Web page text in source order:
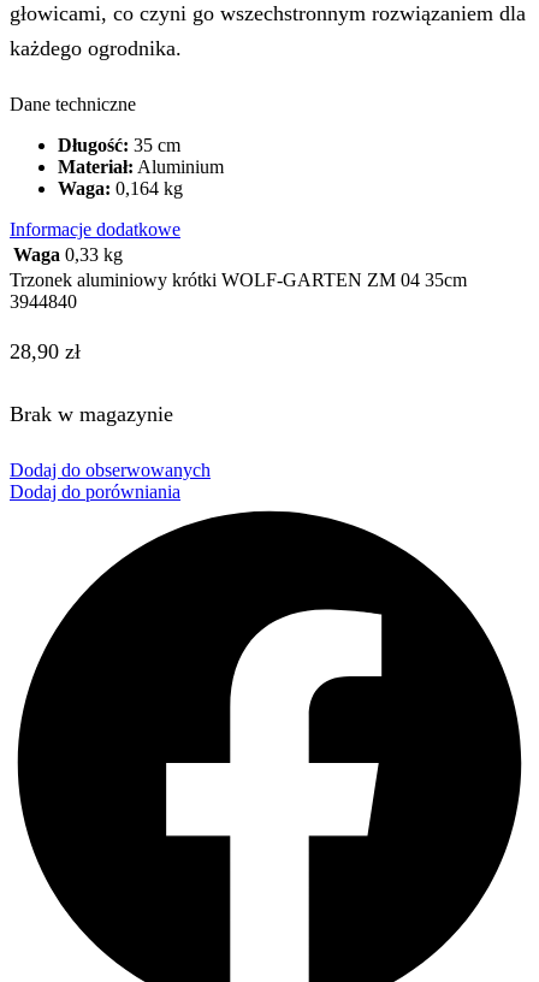
głowicami, co czyni go wszechstronnym rozwiązaniem dla
każdego ogrodnika.
Dane techniczne
Długość: 35 cm
Materiał: Aluminium
Waga: 0,164 kg
Informacje dodatkowe
Waga 0,33 kg
Trzonek aluminiowy krótki WOLF-GARTEN ZM 04 35cm
3944840
28,90 zł
Brak w magazynie
Dodaj do obserwowanych
Dodaj do porówniania